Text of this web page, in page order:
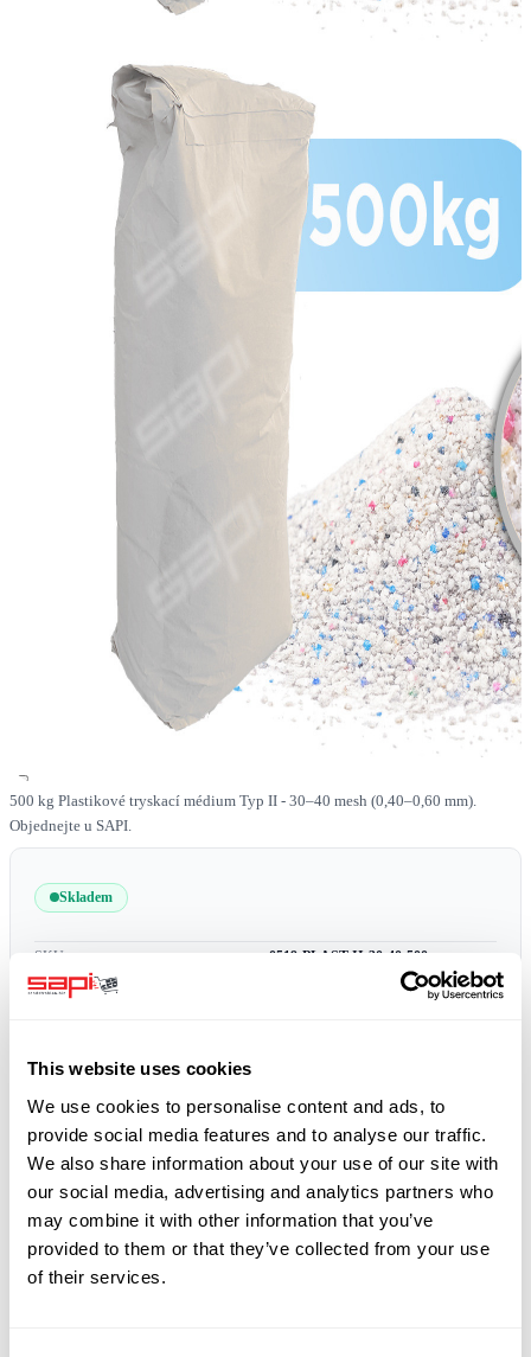
This website uses cookies
We use cookies to personalise content and ads, to
provide social media features and to analyse our traffic.
We also share information about your use of our site with
our social media, advertising and analytics partners who
may combine it with other information that you’ve
provided to them or that they’ve collected from your use
of their services.
500 kg Plastikové tryskací médium Typ II - 30–40 mesh (0,40–0,60 mm).
Objednejte u SAPI.
Skladem
SKU 0519-PLAST-II-30-40-500
doprava zdarma